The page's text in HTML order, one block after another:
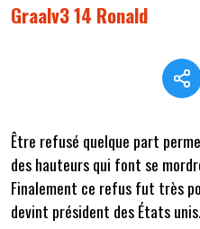
Graalv3 14 Ronald
Être refusé quelque part
des hauteurs qui font se
Finalement ce refus fut très
devint président des États unis.